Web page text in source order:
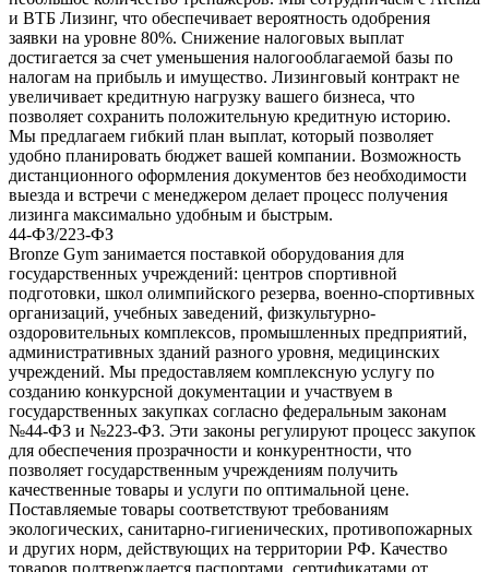
и ВТБ Лизинг, что обеспечивает вероятность одобрения
заявки на уровне 80%. Снижение налоговых выплат
достигается за счет уменьшения налогооблагаемой базы по
налогам на прибыль и имущество. Лизинговый контракт не
увеличивает кредитную нагрузку вашего бизнеса, что
позволяет сохранить положительную кредитную историю.
Мы предлагаем гибкий план выплат, который позволяет
удобно планировать бюджет вашей компании. Возможность
дистанционного оформления документов без необходимости
выезда и встречи с менеджером делает процесс получения
лизинга максимально удобным и быстрым.
44-ФЗ/223-ФЗ
Bronze Gym занимается поставкой оборудования для
государственных учреждений: центров спортивной
подготовки, школ олимпийского резерва, военно-спортивных
организаций, учебных заведений, физкультурно-
оздоровительных комплексов, промышленных предприятий,
административных зданий разного уровня, медицинских
учреждений. Мы предоставляем комплексную услугу по
созданию конкурсной документации и участвуем в
государственных закупках согласно федеральным законам
№44-ФЗ и №223-ФЗ. Эти законы регулируют процесс закупок
для обеспечения прозрачности и конкурентности, что
позволяет государственным учреждениям получить
качественные товары и услуги по оптимальной цене.
Поставляемые товары соответствуют требованиям
экологических, санитарно-гигиенических, противопожарных
и других норм, действующих на территории РФ. Качество